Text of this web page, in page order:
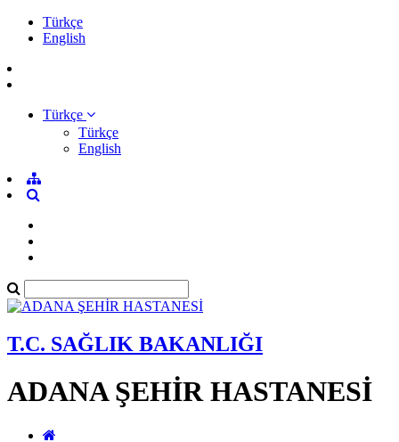
Türkçe
English
Türkçe
Türkçe
English
T.C. SAĞLIK BAKANLIĞI
ADANA ŞEHİR HASTANESİ